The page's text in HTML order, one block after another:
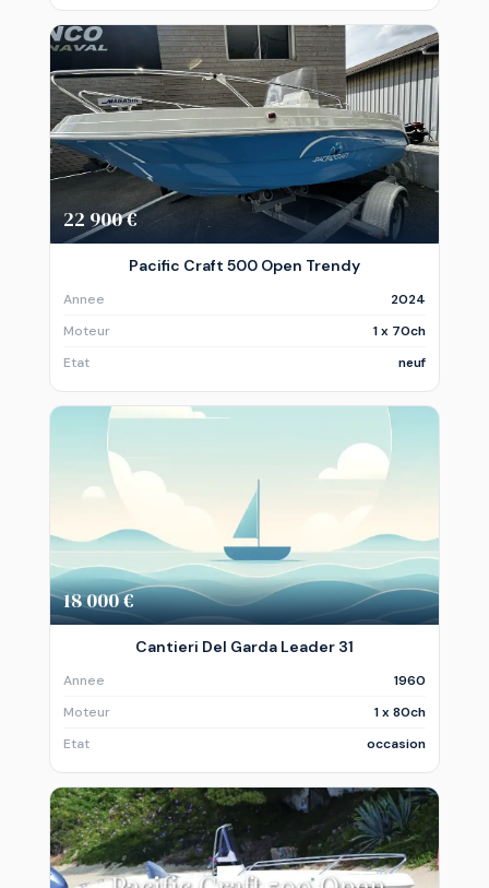
22 900 €
Pacific Craft 500 Open Trendy
Annee
2024
Moteur
1 x 70ch
Etat
neuf
18 000 €
Cantieri Del Garda Leader 31
Annee
1960
Moteur
1 x 80ch
Etat
occasion